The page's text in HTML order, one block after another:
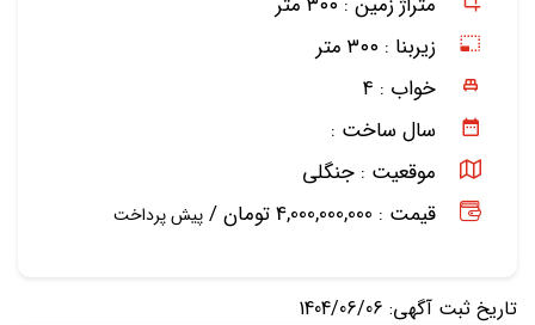
زیربنا : ۳۰۰ متر
خواب : ۴
سال ساخت :
موقعیت : جنگلی
قیمت : 4,000,000,000 تومان /
پیش پرداخت
تاریخ ثبت آگهی: 1404/06/06